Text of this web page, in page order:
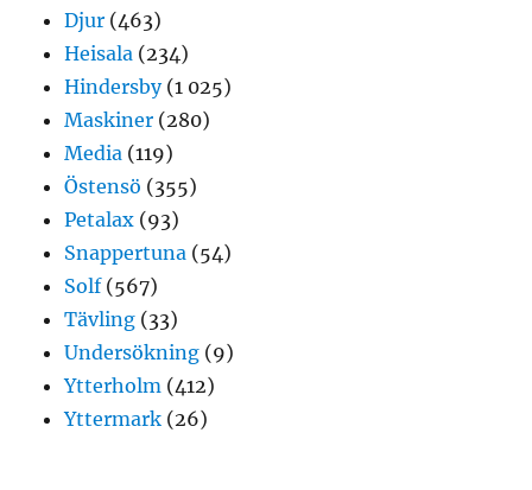
Djur (463)
Heisala (234)
Hindersby(1 025)
Maskiner (280)
Media (119)
Östensö (355)
Petalax (93)
Snappertuna (54)
Solf(567)
Tävling (33)
Undersökning (9)
Ytterholm (412)
Yttermark (26)